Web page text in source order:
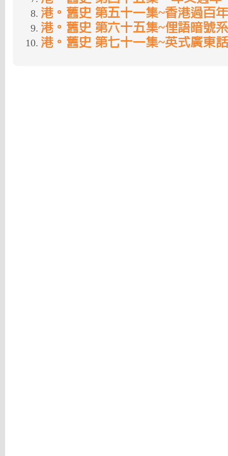
港。舊史 第五十一集~香港過百
港。舊史 第六十五集~俚語暗號
港。舊史 第七十一集~英式廣東